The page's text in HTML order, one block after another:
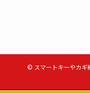
© スマートキーやカ